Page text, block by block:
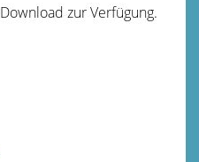
zur Verfügung.